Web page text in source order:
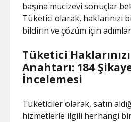
başına mucizevi sonuçlar
Tüketici olarak, haklarınızı
bildirin ve çözüm için
Tüketici
Anahtarı: 184
İncelemesi
Tüketiciler olarak, satın
hizmetlerle ilgili herhangi